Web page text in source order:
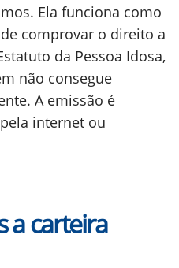
Ela funciona como
comprovar o direito a
da Pessoa Idosa,
não consegue
A emissão é
internet ou
a carteira